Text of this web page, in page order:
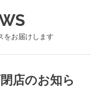
をお届けします
店のお知ら